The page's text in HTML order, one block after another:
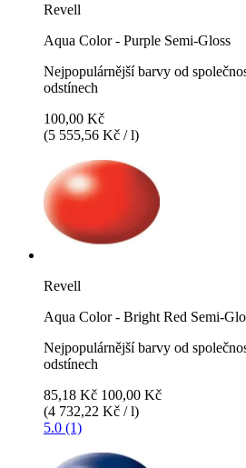
Revell
Aqua Color - Purple Semi-Gloss
Nejpopulárnější barvy od
odstínech
100,00 Kč
(5 555,56 Kč / l)
Revell
Aqua Color - Bright Red Semi-
Nejpopulárnější barvy od
odstínech
85,18 Kč 100,00 Kč
(4 732,22 Kč / l)
5.0 (1)